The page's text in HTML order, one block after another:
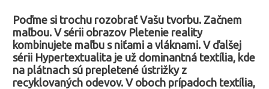
Poďme si trochu rozobrať Vašu tvorbu. Začnem
maľbou. V sérii obrazov Pletenie reality
kombinujete maľbu s niťami a vláknami. V ďalšej
sérii Hypertextualita je už dominantná textília, kde
na plátnach sú prepletené ústrižky z
recyklovaných odevov. V oboch prípadoch textília,